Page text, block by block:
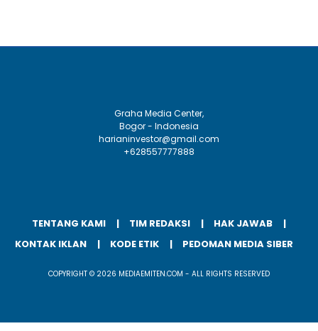
Graha Media Center,
Bogor - Indonesia
harianinvestor@gmail.com
+628557777888
TENTANG KAMI TIM REDAKSI
HAK JAWAB
KONTAK IKLAN
KODE ETIK PEDOMAN MEDIA SIBER
COPYRIGHT © 2026 MEDIAEMITEN.COM - ALL RIGHTS RESERVED